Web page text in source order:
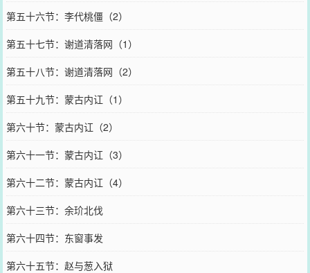
第五十六节：李代桃僵（2）
第五十七节：谢道清落网（1）
第五十八节：谢道清落网（2）
第五十九节：蒙古内讧（1）
第六十节：蒙古内讧（2）
第六十一节：蒙古内讧（3）
第六十二节：蒙古内讧（4）
第六十三节：余玠北伐
第六十四节：东窗事发
第六十五节：赵与葱入狱